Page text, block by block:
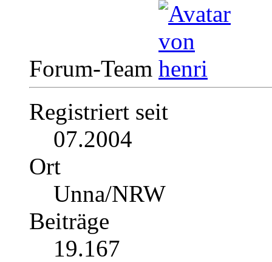
Forum-Team
Registriert seit
07.2004
Ort
Unna/NRW
Beiträge
19.167